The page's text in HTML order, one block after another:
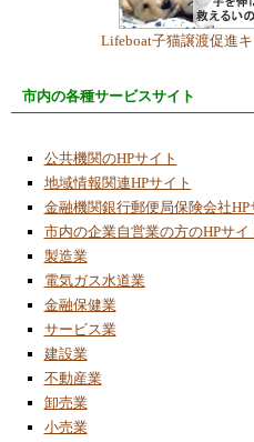
Lifeboat子猫譲渡促進
市内の各種サービスサイト
公共機関のHPサイト
地域情報関連HPサイト
金融機関銀行郵便局保険会社HP
市内の企業自営業の方のHPサイ
製造業
電気ガス水道業
金融保健業
サービス業
建設業
不動産業
卸売業
小売業